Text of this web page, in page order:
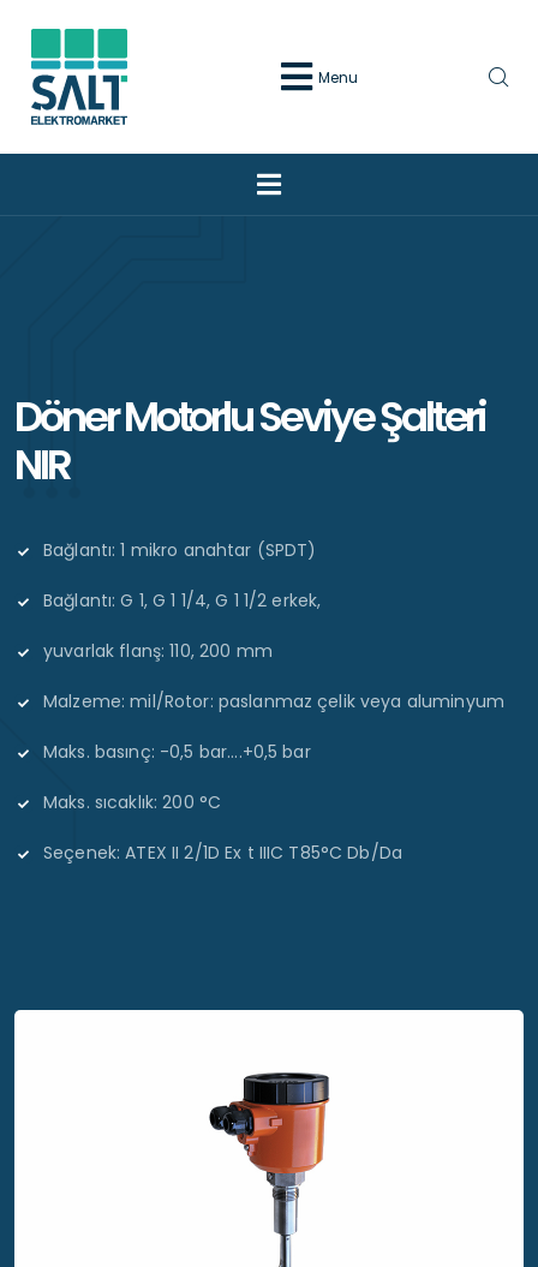
Menu
Döner Motorlu Seviye Şalteri
NIR
Bağlantı: 1 mikro anahtar (SPDT)
Bağlantı: G 1, G 1 1/4, G 1 1/2 erkek,
yuvarlak flanş: 110, 200 mm
Malzeme: mil/Rotor: paslanmaz çelik veya aluminyum
Maks. basınç: -0,5 bar....+0,5 bar
Maks. sıcaklık: 200 °C
Seçenek: ATEX II 2/1D Ex t IIIC T85°C Db/Da